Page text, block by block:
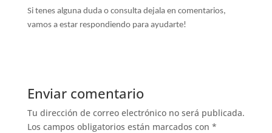
Si tenes alguna duda o consulta dejala en comentarios,
vamos a estar respondiendo para ayudarte!
Enviar comentario
Tu dirección de correo electrónico no será publicada.
Los campos obligatorios están marcados con *